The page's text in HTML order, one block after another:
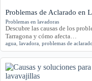
Problemas de Aclarado en
Problemas en lavadoras
Descubre las causas de los
Tarragona y cómo afecta…
agua lavadora problemas de aclarado